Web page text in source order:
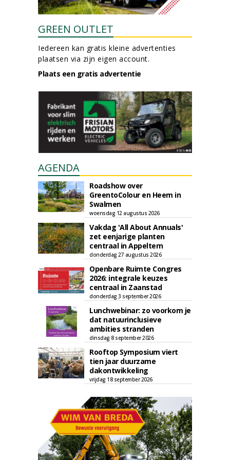
GREEN OUTLET
Iedereen kan gratis kleine advertenties
plaatsen via zijn eigen account.
Plaats een gratis advertentie
AGENDA
Roadshow over
GreentoColour en Heem in
Swalmen
woensdag 12 augustus 2026
Vakdag 'All About Annuals'
zet eenjarige planten
centraal in Appeltern
donderdag 27 augustus 2026
Openbare Ruimte Congres
2026: integrale keuzes
centraal in Zaanstad
donderdag 3 september 2026
Lunchwebinar: zo voorkom je
dat natuurinclusieve
ambities stranden
dinsdag 8 september 2026
Rooftop Symposium viert
tien jaar duurzame
dakontwikkeling
vrijdag 18 september 2026